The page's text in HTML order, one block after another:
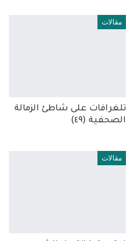
مقالات
تلغرافات على شاطئ الزمالة
الصحفية (٤٩)
مقالات